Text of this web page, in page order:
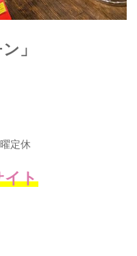
」
定休
イト